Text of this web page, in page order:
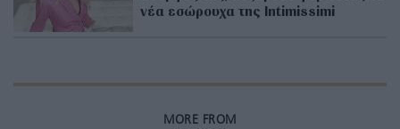
νέα εσώρουχα της Intimissimi
MORE FROM